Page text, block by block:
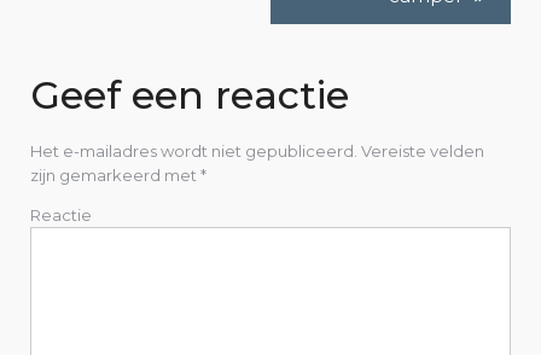
i
c
h
t
Geef een reactie
Het e-mailadres wordt niet gepubliceerd. Vereiste velden
zijn gemarkeerd met *
Reactie